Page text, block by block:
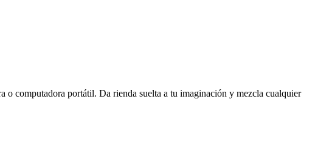
o computadora portátil. Da rienda suelta a tu imaginación y mezcla cualquier